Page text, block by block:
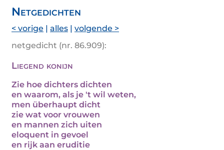
Netgedichten
< vorige | alles | volgende >
netgedicht (nr. 86.909):
Liegend konijn
Zie hoe dichters dichten
en waarom, als je 't wil weten,
men überhaupt dicht
zie wat voor vrouwen
en mannen zich uiten
eloquent in gevoel
en rijk aan eruditie